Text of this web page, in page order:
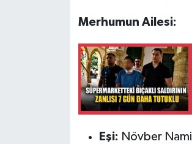
Merhumun Ailesi:
Eşi: Növber Nami